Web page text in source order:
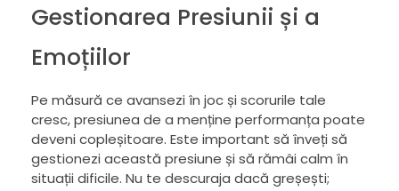
Gestionarea Presiunii și a
Emoțiilor
Pe măsură ce avansezi în joc și scorurile tale
cresc, presiunea de a menține performanța poate
deveni copleșitoare. Este important să înveți să
gestionezi această presiune și să rămâi calm în
situații dificile. Nu te descuraja dacă greșești;